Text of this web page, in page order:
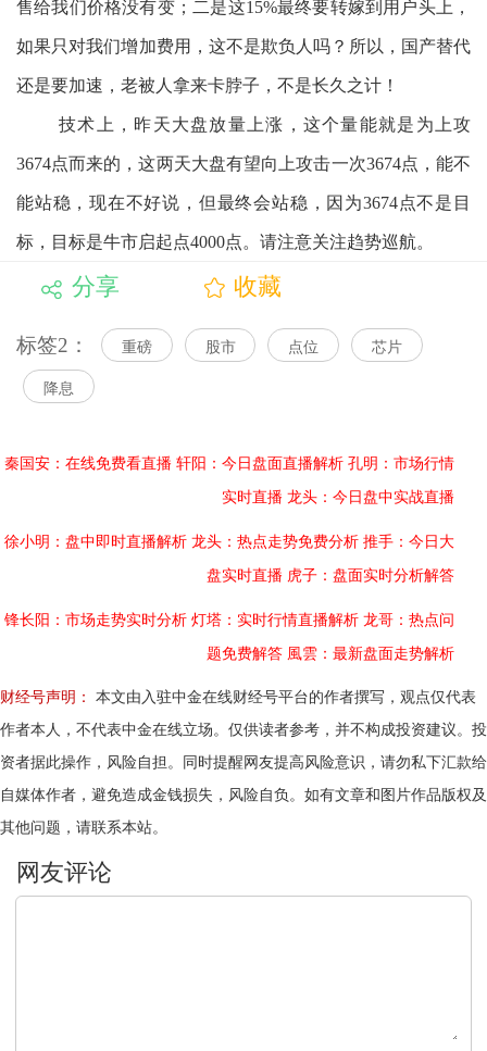
售给我们价格没有变；二是这15%最终要转嫁到用户头上，
如果只对我们增加费用，这不是欺负人吗？所以，国产替代
还是要加速，老被人拿来卡脖子，不是长久之计！
技术上，昨天大盘放量上涨，这个量能就是为上攻
3674点而来的，这两天大盘有望向上攻击一次3674点，能不
能站稳，现在不好说，但最终会站稳，因为3674点不是目
标，目标是牛市启起点4000点。请注意关注趋势巡航。
分享 收藏
标签2： 重磅 股市 点位 芯片
降息
秦国安：在线免费看直播 轩阳：今日盘面直播解析 孔明：市场行情
实时直播 龙头：今日盘中实战直播
徐小明：盘中即时直播解析 龙头：热点走势免费分析 推手：今日大
盘实时直播 虎子：盘面实时分析解答
锋长阳：市场走势实时分析 灯塔：实时行情直播解析 龙哥：热点问
题免费解答 風雲：最新盘面走势解析
财经号声明：
本文由入驻中金在线财经号平台的作者撰写，观点仅代表
作者本人，不代表中金在线立场。仅供读者参考，并不构成投资建议。投
资者据此操作，风险自担。同时提醒网友提高风险意识，请勿私下汇款给
自媒体作者，避免造成金钱损失，风险自负。如有文章和图片作品版权及
其他问题，请联系本站。